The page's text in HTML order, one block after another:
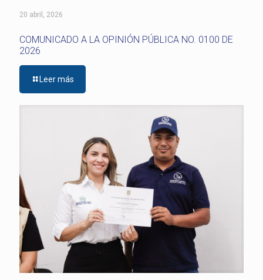
20 abril, 2026
COMUNICADO A LA OPINIÓN PÚBLICA NO. 0100 DE
2026
Leer más